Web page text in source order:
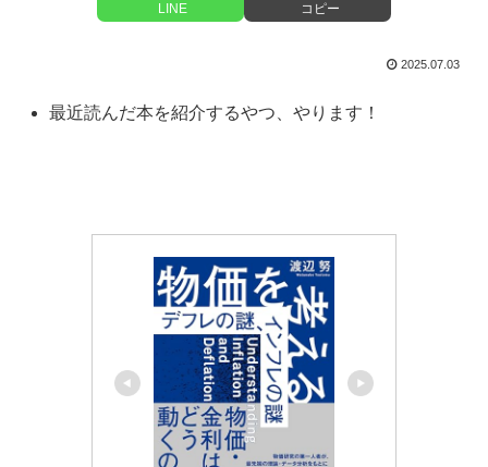
LINE コピー
2025.07.03
最近読んだ本を紹介するやつ、やります！